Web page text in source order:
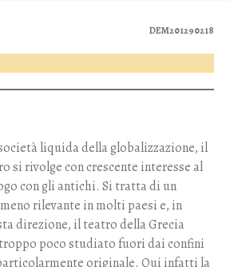
DEM201290218
liquida della globalizzazione, il
si rivolge con crescente interesse al
con gli antichi. Si tratta di un
rilevante in molti paesi e, in
direzione, il teatro della Grecia
poco studiato fuori dai confini
originale. Qui infatti la